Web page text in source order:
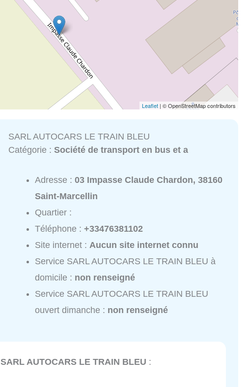
Leaflet | © OpenStreetMap contributors
SARL AUTOCARS LE TRAIN BLEU
Catégorie :Société de transport en bus et a
Adresse :03 Impasse Claude Chardon, 38160
Saint-Marcellin
Quartier :
Téléphone :+33476381102
Site internet :Aucun site internet connu
Service SARL AUTOCARS LE TRAIN BLEU à
domicile : non renseigné
Service SARL AUTOCARS LE TRAIN BLEU
ouvert dimanche : non renseigné
SARL AUTOCARS LE TRAIN BLEU :